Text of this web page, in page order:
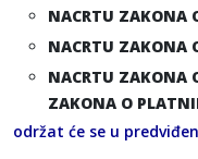
NACRTU ZAKONA
NACRTU ZAKONA
NACRTU ZAKONA
ZAKONA O
održat će se u